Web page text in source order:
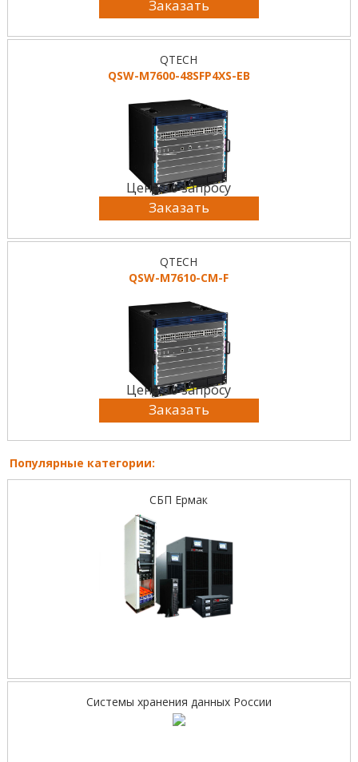
Заказать
QTECH
QSW-M7600-48SFP4XS-EB
Цена по запросу
Заказать
QTECH
QSW-M7610-CM-F
Цена по запросу
Заказать
Популярные категории:
СБП Ермак
Системы хранения данных России